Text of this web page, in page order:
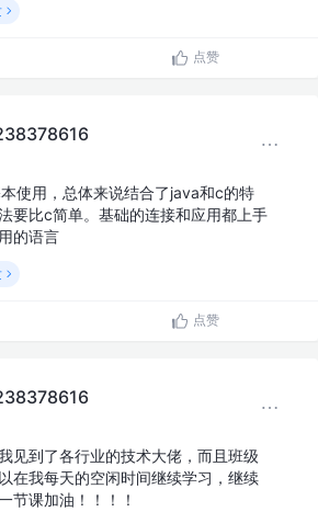
点赞
使用，总体来说结合了java和c的特
要比c简单。基础的连接和应用都上手
的语言
点赞
见到了各行业的技术大佬，而且班级
在我每天的空闲时间继续学习，继续
节课加油！！！！